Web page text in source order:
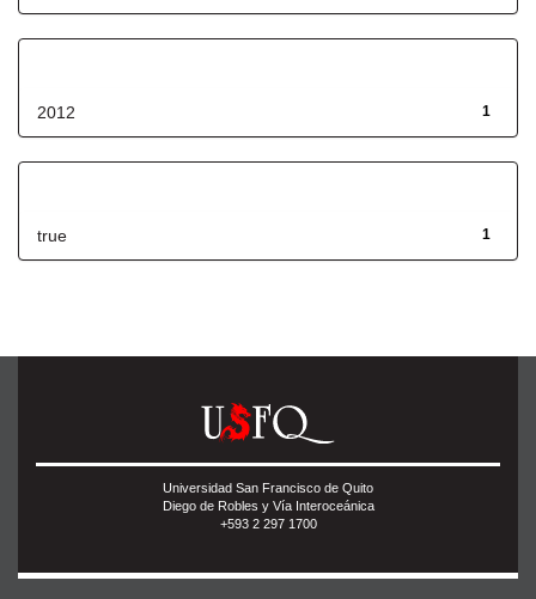
1
2012
1
true
Universidad San Francisco de Quito
Diego de Robles y Vía Interoceánica
+593 2 297 1700